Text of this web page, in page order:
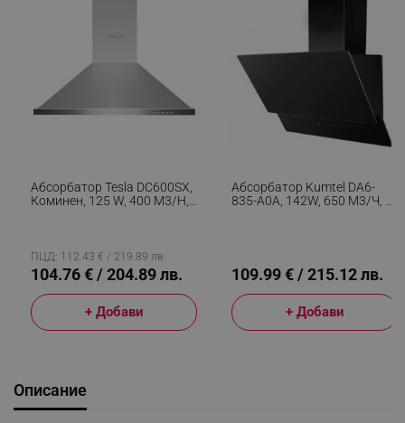
Абсорбатор Tesla DC600SX,
Коминен, 125 W, 400 M3/h,
ПЦД: 112.43 € / 219.89 лв.
104.76 € / 204.89 лв.
+ Добави
Абсорбатор Kumtel DA6-
835-A0A, 142W, 650 М3/ч, 3
109.99 € / 215.12 лв.
+ Добави
Описание